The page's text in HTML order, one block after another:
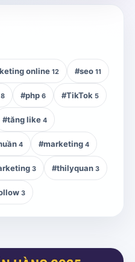
online 12 #seo 11
8 #php 6 #TikTok 5
#tăng like 4
4 #marketing 4
3 #thilyquan 3
3